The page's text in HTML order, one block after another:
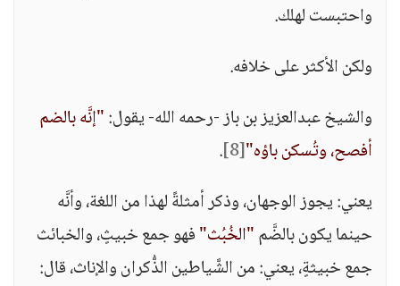
واحتبست لهلك.
ولكن الأكثر على خلافه.
والشيخ عبدالعزيز بن باز -رحمه الله- يقول:"إنَّه بالضم
أفصح، وتُسكن باؤه"[8]
.
يعني: يجوز الوجهان، وذكر أمثلةً لهذا من اللغة، وأنَّه
حينما يكون بالضَّم"الخُبُث"فهو جمع خبيثٍ، والخبائث
جمع خبيثةٍ، يعني: من الشَّياطين الذُّكران والإناث، قال: